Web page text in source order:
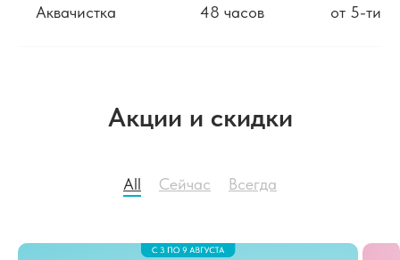
Аквачистка 48 часов от 5-ти
Акции и скидки
All Cейчас Всегда